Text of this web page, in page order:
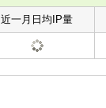
近一月日均IP量